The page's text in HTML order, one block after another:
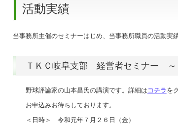
活動実績
当事務所主催のセミナーはじめ、当事務所職員の活動実
ＴＫＣ岐阜支部 経営者セミナー
野球評論家の山本昌氏の講演です。詳細は コチラ を
お申込みお待ちしております。
＜日時＞ 令和元年７月２６日（金）